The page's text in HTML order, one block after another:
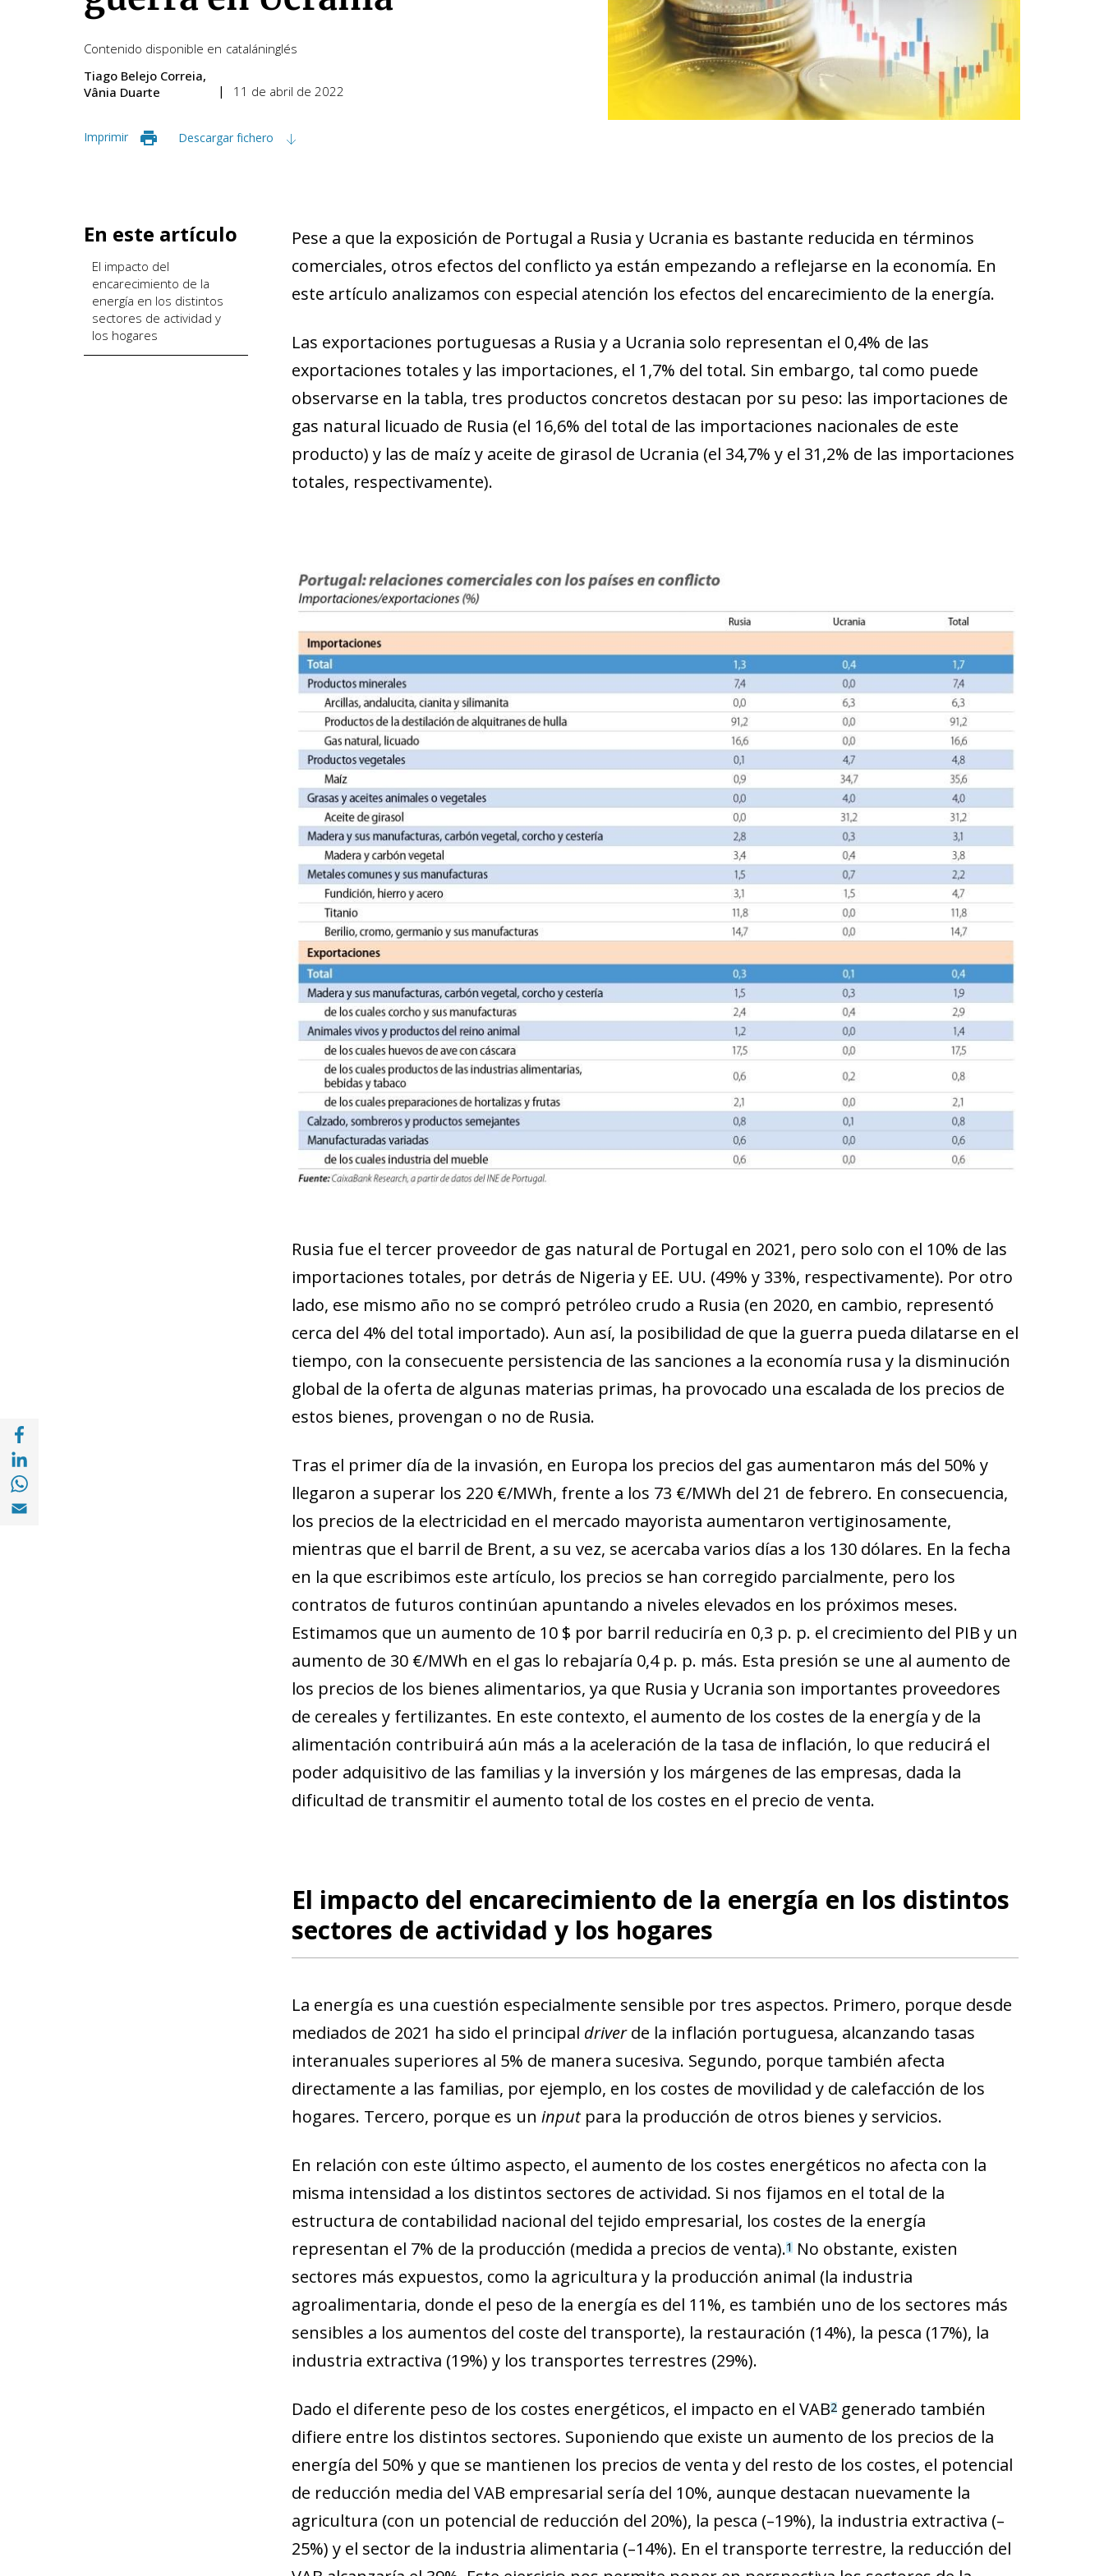
Contenido disponible en cataláninglés
Tiago Belejo Correia
Vânia Duarte
11 de abril de 2022
Imprimir Descargar fichero
Compartir en Facebook (opens in a new window)
Compartir en with Whatsapp (opens in a new window)
Compartir en Email (opens in a new window)
En este artículo
El impacto del
encarecimiento de la
energía en los distintos
sectores de actividad y
los hogares
Pese a que la exposición de Portugal a Rusia y Ucrania es bastante reducida en términos
comerciales, otros efectos del conflicto ya están empezando a reflejarse en la economía. En
este artículo analizamos con especial atención los efectos del encarecimiento de la energía.
Las exportaciones portuguesas a Rusia y a Ucrania solo representan el 0,4% de las
exportaciones totales y las importaciones, el 1,7% del total. Sin embargo, tal como puede
observarse en la tabla, tres productos concretos destacan por su peso: las importaciones de
gas natural licuado de Rusia (el 16,6% del total de las importaciones nacionales de este
producto) y las de maíz y aceite de girasol de Ucrania (el 34,7% y el 31,2% de las importaciones
totales, respectivamente).
Rusia fue el tercer proveedor de gas natural de Portugal en 2021, pero solo con el 10% de las
importaciones totales, por detrás de Nigeria y EE. UU. (49% y 33%, respectivamente). Por otro
lado, ese mismo año no se compró petróleo crudo a Rusia (en 2020, en cambio, representó
cerca del 4% del total importado). Aun así, la posibilidad de que la guerra pueda dilatarse en el
tiempo, con la consecuente persistencia de las sanciones a la economía rusa y la disminución
global de la oferta de algunas materias primas, ha provocado una escalada de los precios de
estos bienes, provengan o no de Rusia.
Tras el primer día de la invasión, en Europa los precios del gas aumentaron más del 50% y
llegaron a superar los 220 €/MWh, frente a los 73 €/MWh del 21 de febrero. En consecuencia,
los precios de la electricidad en el mercado mayorista aumentaron vertiginosamente,
mientras que el barril de Brent, a su vez, se acercaba varios días a los 130 dólares. En la fecha
en la que escribimos este artículo, los precios se han corregido parcialmente, pero los
contratos de futuros continúan apuntando a niveles elevados en los próximos meses.
Estimamos que un aumento de 10 $ por barril reduciría en 0,3 p. p. el crecimiento del PIB y un
aumento de 30 €/MWh en el gas lo rebajaría 0,4 p. p. más. Esta presión se une al aumento de
los precios de los bienes alimentarios, ya que Rusia y Ucrania son importantes proveedores
de cereales y fertilizantes. En este contexto, el aumento de los costes de la energía y de la
alimentación contribuirá aún más a la aceleración de la tasa de inflación, lo que reducirá el
poder adquisitivo de las familias y la inversión y los márgenes de las empresas, dada la
dificultad de transmitir el aumento total de los costes en el precio de venta.
El impacto del encarecimiento de la energía en los distintos
sectores de actividad y los hogares
La energía es una cuestión especialmente sensible por tres aspectos. Primero, porque desde
mediados de 2021 ha sido el principal driverde la inflación portuguesa, alcanzando tasas
interanuales superiores al 5% de manera sucesiva. Segundo, porque también afecta
directamente a las familias, por ejemplo, en los costes de movilidad y de calefacción de los
hogares. Tercero, porque es un input para la producción de otros bienes y servicios.
En relación con este último aspecto, el aumento de los costes energéticos no afecta con la
misma intensidad a los distintos sectores de actividad. Si nos fijamos en el total de la
estructura de contabilidad nacional del tejido empresarial, los costes de la energía
representan el 7% de la producción (medida a precios de venta).1No obstante, existen
sectores más expuestos, como la agricultura y la producción animal (la industria
agroalimentaria, donde el peso de la energía es del 11%, es también uno de los sectores más
sensibles a los aumentos del coste del transporte), la restauración (14%), la pesca (17%), la
industria extractiva (19%) y los transportes terrestres (29%).
Dado el diferente peso de los costes energéticos, el impacto en el VAB2generado también
difiere entre los distintos sectores. Suponiendo que existe un aumento de los precios de la
energía del 50% y que se mantienen los precios de venta y del resto de los costes, el potencial
de reducción media del VAB empresarial sería del 10%, aunque destacan nuevamente la
agricultura (con un potencial de reducción del 20%), la pesca (–19%), la industria extractiva (–
25%) y el sector de la industria alimentaria (–14%). En el transporte terrestre, la reducción del